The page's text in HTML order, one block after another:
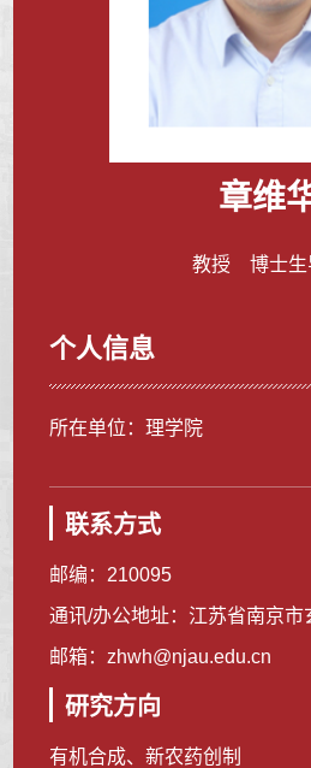
章维
教授 博士生
个人信息
所在单位：理学院
联系方式
邮编： 210095
通讯/办公地址： 江苏省南京市
邮箱： zhwh@njau.edu.cn
研究方向
有机合成、新农药创制